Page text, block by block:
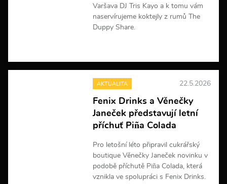
Varšava DJ Tris Kayo a k tomu vám
naservírujeme koktejly z rumů The
Duppy Share.
e
i
f
o
r
c
í
AKTUALITA 22.5.2026
Fenix Drinks a Věnečky
Janeček představují letní
příchuť Piña Colada
Pro letošní léto připravil cukrářský
boutique Věnečky Janeček novinku v
podobě příchutě Piña Colada, která
vznikla ve spolupráci s Fenix Drinks.